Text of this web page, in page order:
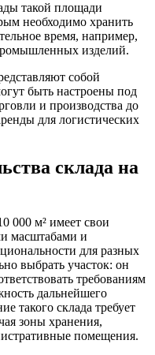
такой площади
необходимо хранить
время, например,
изделий.
собой
быть настроены под
и производства до
для логистических
склада на
000 м² имеет свои
масштабами и
для разных
выбрать участок: он
требованиям
дальнейшего
такого склада требует
зоны хранения,
помещения.